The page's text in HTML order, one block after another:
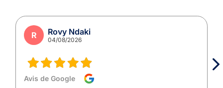
R Rovy Ndaki
04/08/2026
Avis de Google